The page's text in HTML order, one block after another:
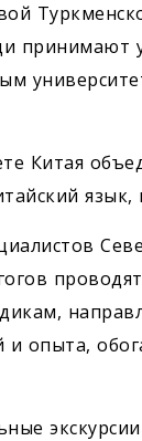
принимают
Китая
опыта,